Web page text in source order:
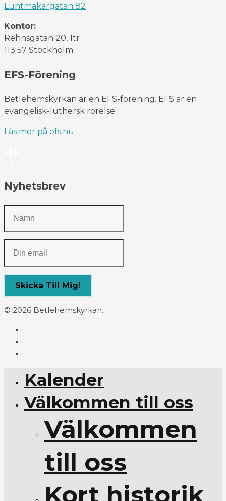
Luntmakargatan 82
Kontor:
Rehnsgatan 20, 1tr
113 57 Stockholm
EFS-Förening
Betlehemskyrkan är en EFS-förening. EFS är en
evangelisk-luthersk rörelse
Läs mer på efs.nu
Nyhetsbrev
© 2026 Betlehemskyrkan.
Kalender
Välkommen till oss
Välkommen
till oss
Kort historik